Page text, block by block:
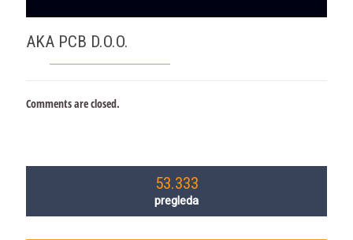
AKA PCB D.O.O.
Comments are closed.
53.333
pregleda